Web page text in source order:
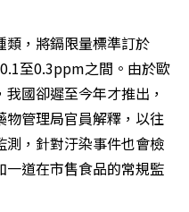
類，將鎘限量標準訂於
至0.3ppm之間。由於歐
國卻遲至今年才推出，
物管理局官員解釋，以往
，針對汙染事件也會檢
道在市售食品的常規監